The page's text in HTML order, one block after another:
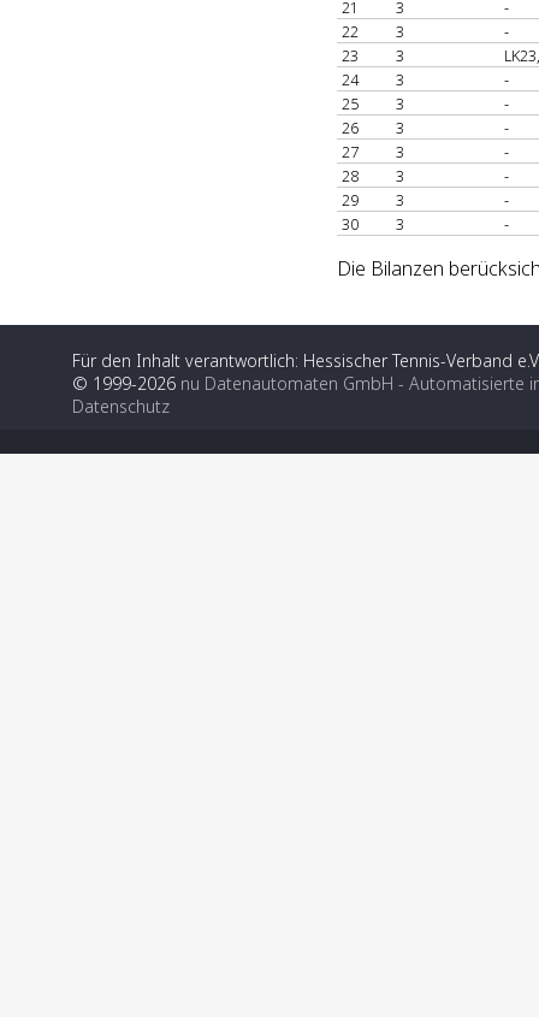
21
3
-
22
3
-
23
3
24
3
-
25
3
-
26
3
-
27
3
-
28
3
-
29
3
-
30
3 -
Die Bilanzen
Für den Inhalt verantwortlich: Hessischer Tennis-Verband
© 1999-2026 nu Datenautomaten GmbH - Automatisierte
Datenschutz